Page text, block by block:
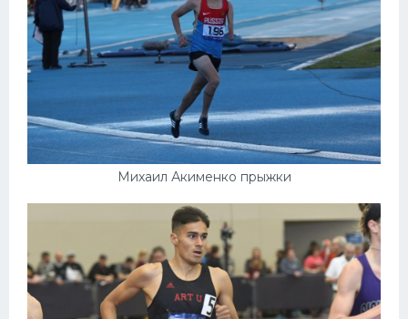
Михаил Акименко прыжки